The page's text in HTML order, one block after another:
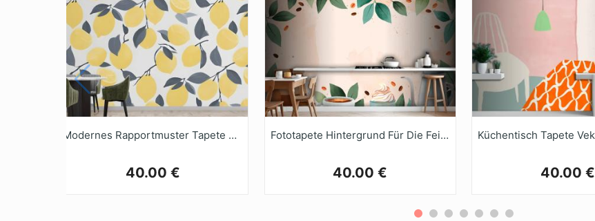
Modernes Rapportmuster Tapete Gelbe Zitrone
40.00 €
Fototapete Hintergrund Für Die Feier Des Internationalen Kaffeetags
40.00 € 40.00 €